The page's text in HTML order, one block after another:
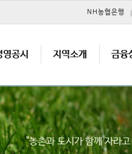
NH농협은행
영공시 지역소개 금융
"농촌과 도시가 함께 자라